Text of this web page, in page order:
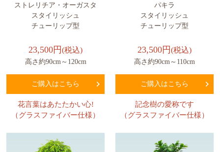
ストレリチア・オーガスタ
スタイリッシュ
チューリップ型
23,500円(税込)
高さ約90cm～120cm
ご購入はこちら
花言葉はあたたかい心!
（グラスファイバー仕様）
パキラ
スタイリッシュ
チューリップ型
23,500円(税込)
高さ約90cm～110cm
ご購入はこちら
記念樹の愛称です
（グラスファイバー仕様）